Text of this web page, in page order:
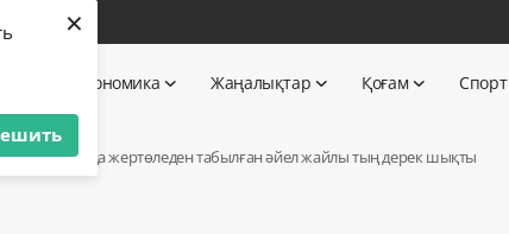
×
Экономика Жаңалықтар Қоғам Спорт
ауруханасында жертөледен табылған әйел жайлы тың дерек шықты